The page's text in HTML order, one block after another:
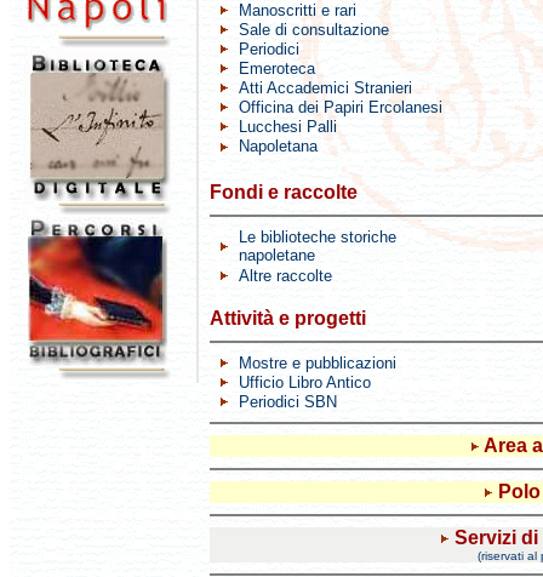
Manoscritti e rari
Sale di consultazione
Periodici
Emeroteca
Atti Accademici Stranieri
Officina dei Papiri Ercolanesi
Lucchesi Palli
Napoletana
Fondi e raccolte
Le biblioteche storiche
napoletane
Altre raccolte
Attività e progetti
Mostre e pubblicazioni
Ufficio Libro Antico
Periodici SBN
Area
Servizi
(riservati al